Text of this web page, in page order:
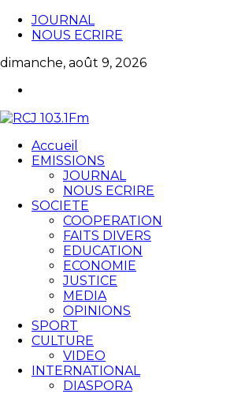
JOURNAL
NOUS ECRIRE
dimanche, août 9, 2026
Accueil
EMISSIONS
JOURNAL
NOUS ECRIRE
SOCIETE
COOPERATION
FAITS DIVERS
EDUCATION
ECONOMIE
JUSTICE
MEDIA
OPINIONS
SPORT
CULTURE
VIDEO
INTERNATIONAL
DIASPORA